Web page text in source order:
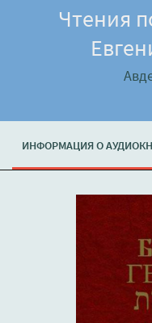
Чтения
ИНФОРМАЦИЯ О